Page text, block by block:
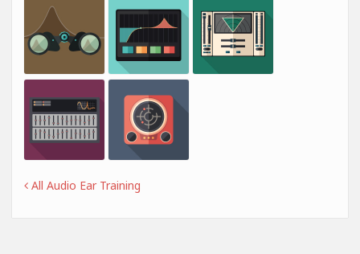
All Audio Ear Training